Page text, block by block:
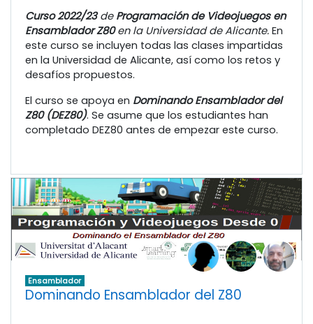
Curso 2022/23de Programación de Videojuegos en
Ensamblador Z80en la Universidad de Alicante. En
este curso se incluyen todas las clases impartidas
en la Universidad de Alicante, así como los retos y
desafíos propuestos.
El curso se apoya en Dominando Ensamblador del
Z80 (DEZ80). Se asume que los estudiantes han
completado DEZ80 antes de empezar este curso.
Ensamblador
Dominando Ensamblador del Z80